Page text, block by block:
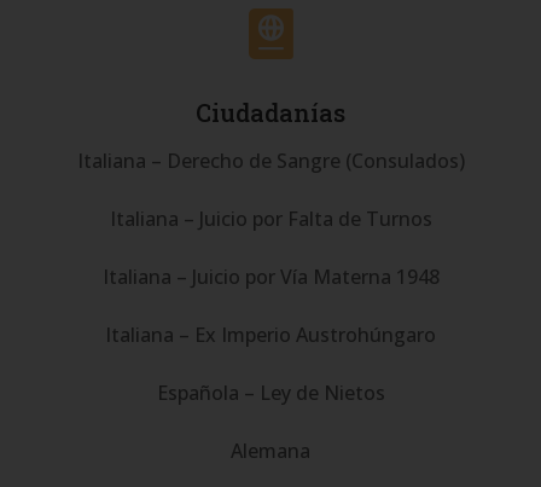

Ciudadanías
Italiana – Derecho de Sangre (Consulados)
Italiana – Juicio por Falta de Turnos
Italiana – Juicio por Vía Materna 1948
Italiana – Ex Imperio Austrohúngaro
Española – Ley de Nietos
Alemana